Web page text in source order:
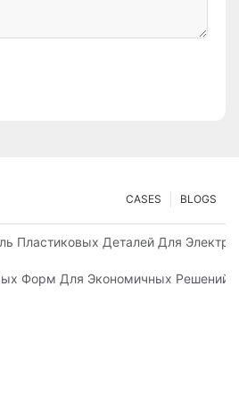
BLOGS
CASES
Класса
Пластиковых Деталей Для
Форм Для Экономичных Решений